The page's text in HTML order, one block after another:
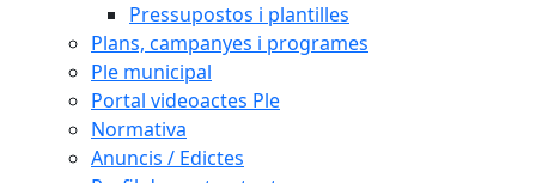
Pressupostos i plantilles
Plans, campanyes i programes
Ple municipal
Portal videoactes Ple
Normativa
Anuncis / Edictes